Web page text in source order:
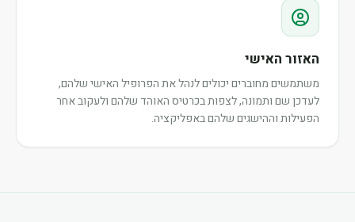
האזור האישי
משתמשים מחוברים יכולים לנהל את הפרופיל האישי שלהם,
לעדכן שם ותמונה, לצפות בכרטיס האוהד שלהם ולעקוב אחר
הפעילות וההישגים שלהם באפליקציה.